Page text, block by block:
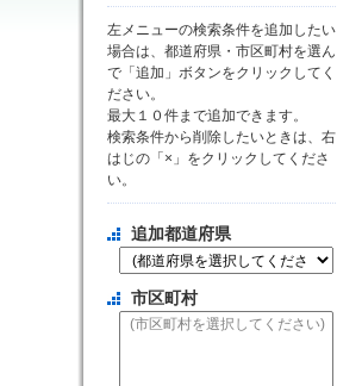
左メニューの検索条件を追加したい
場合は、都道府県・市区町村を選ん
で「追加」ボタンをクリックしてく
ださい。
最大１０件まで追加できます。
検索条件から削除したいときは、右
はじの「×」をクリックしてくださ
い。
追加都道府県
市区町村